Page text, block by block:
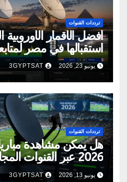
ترددات القنوات
أفضل الأقمار
استقبالها في مصر
2026
يونيو 23, 2026 3GYPTSAT
ترددات القنوات
هل يمكن مشاهدة
2026 عبر القنوات
الكاملة
يونيو 13, 2026 3GYPTSAT